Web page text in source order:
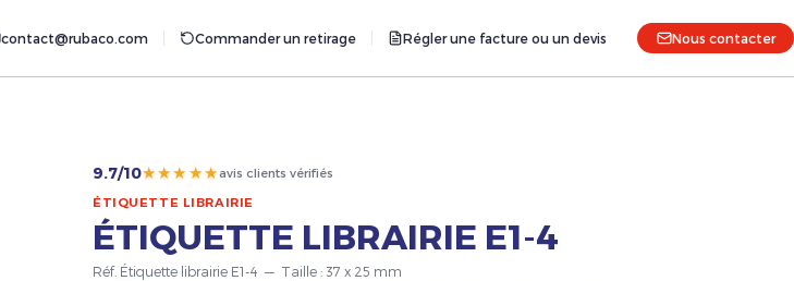
contact@rubaco.com Commander un retirage Régler une facture ou un devis Nous contacter
9.7/10★★★★★avis clients vérifiés
ÉTIQUETTE LIBRAIRIE
ÉTIQUETTE LIBRAIRIE E1-4
Réf. Étiquette librairie E1-4 — Taille : 37 x 25 mm